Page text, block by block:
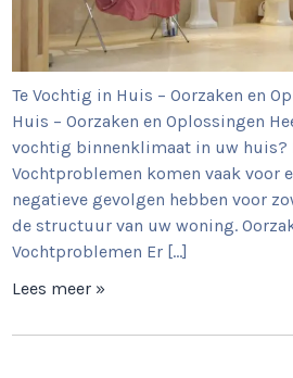
Te Vochtig in Huis – Oorzaken en
Huis – Oorzaken en Oplossingen
vochtig binnenklimaat in uw huis?
Vochtproblemen komen vaak voor
negatieve gevolgen hebben voor
de structuur van uw woning.
Vochtproblemen Er […]
Lees meer »